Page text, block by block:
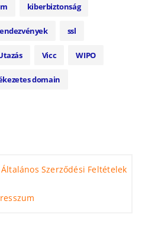
kiberbiztonság
ssl
Vicc WIPO
domain
Általános Szerződési Feltételek